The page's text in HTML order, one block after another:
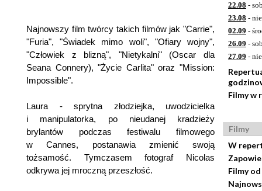
Najnowszy film twórcy takich filmów jak "Carrie",
"Furia", "Świadek mimo woli", "Ofiary wojny",
"Człowiek z blizną", "Nietykalni" (Oscar dla
Seana Connery), "Życie Carlita" oraz "Mission:
Impossible".
Laura - sprytna złodziejka, uwodzicielka
i manipulatorka, po nieudanej kradzieży
brylantów podczas festiwalu filmowego
w Cannes, postanawia zmienić swoją
tożsamość. Tymczasem fotograf Nicolas
odkrywa jej mroczną przeszłość.
22.08 -
23.08 -
02.09 -
26.09 -
27.09 -
Filmy w
Filmy
W
Filmy